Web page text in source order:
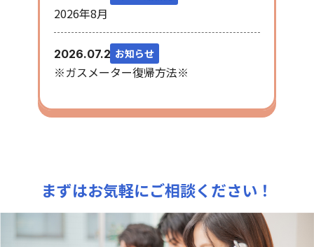
2026年8月
2026.07.28お知らせ
※ガスメーター復帰方法※
まずはお気軽にご相談ください！